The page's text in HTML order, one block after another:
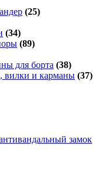
(25)
(34)
(89)
для борта (38)
вилки и карманы (37)
замок